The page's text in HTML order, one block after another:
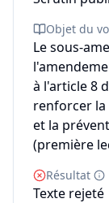
Objet du
Le sous-
à l'article 8
renforcer
et la
(première
Résultat
Texte rejeté